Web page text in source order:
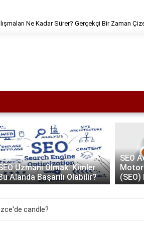
Ne Kadar Sürer? Gerçekçi Bir Zaman
Uzmanı Olmak: Kimler
Alanda Başarılı Olabilir?
SEO
(SEO)
candle?